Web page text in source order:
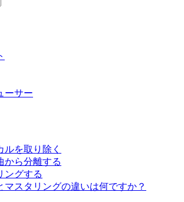
ーサー
ルを取り除く
から分離する
ングする
マスタリングの違いは何ですか？